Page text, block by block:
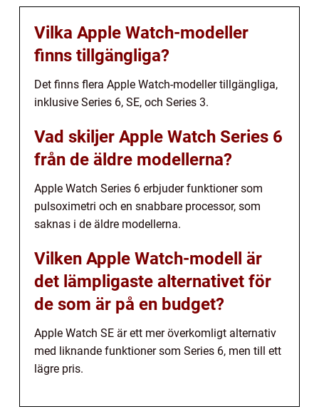
Vilka Apple Watch-modeller
finns tillgängliga?
Det finns flera Apple Watch-modeller tillgängliga,
inklusive Series 6, SE, och Series 3.
Vad skiljer Apple Watch Series 6
från de äldre modellerna?
Apple Watch Series 6 erbjuder funktioner som
pulsoximetri och en snabbare processor, som
saknas i de äldre modellerna.
Vilken Apple Watch-modell är
det lämpligaste alternativet för
de som är på en budget?
Apple Watch SE är ett mer överkomligt alternativ
med liknande funktioner som Series 6, men till ett
lägre pris.